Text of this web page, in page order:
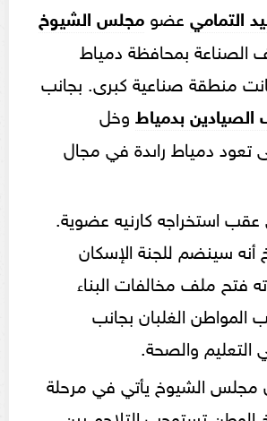
التماميعضو مجلس الشيوخ
الصناعة بمحافظة دمياط
منطقة صناعية كبرى. بجانب
بدمياط وخل
تعود دمياط راىدة في مجال
عقب استخراجه كارنيه عضوية.
سينضم للجنة الإسكان
فتح ملف مخالفات البناء
المواطن الغلبان بجانب
التعليم والصحة.
مجلس الشيوخ يأتي في مرحلة